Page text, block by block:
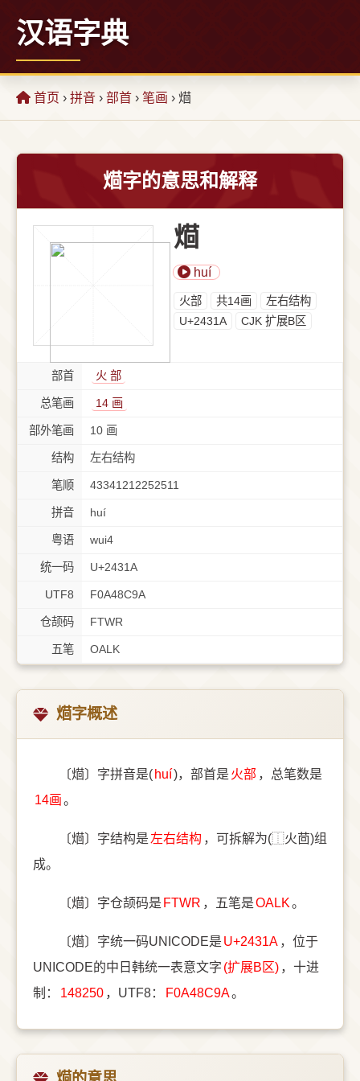
汉语字典
首页 › 拼音 › 部首 › 笔画 › 𤌚
𤌚字的意思和解释
𤌚
huí
⽕部 共14画
左右结构
U+2431A
CJK 扩展B区
部首 ⽕ 部
总笔画 14 画
部外笔画 10 画
结构 左右结构
笔顺 43341212252511
拼音 huí
粤语 wui4
统一码 U+2431A
UTF8 F0A48C9A
仓颉码 FTWR
五笔 OALK
𤌚字概述
〔𤌚〕字拼音是( huí)，部首是 ⽕部 ，总笔数是
14画。
〔𤌚〕字结构是 左右结构 ，可拆解为(⿰火茴)组
成。
〔𤌚〕字仓颉码是 FTWR ，五笔是OALK。
〔𤌚〕字统一码UNICODE是 U+2431A ，位于
UNICODE的中日韩统一表意文字 (扩展B区) ，十进
制：
148250 ，UTF8： F0A48C9A。